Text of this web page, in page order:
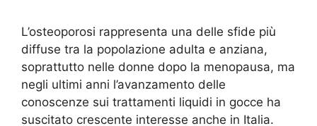
L’osteoporosi rappresenta una delle sfide più
diffuse tra la popolazione adulta e anziana,
soprattutto nelle donne dopo la menopausa, ma
negli ultimi anni l’avanzamento delle
conoscenze sui trattamenti liquidi in gocce ha
suscitato crescente interesse anche in Italia.